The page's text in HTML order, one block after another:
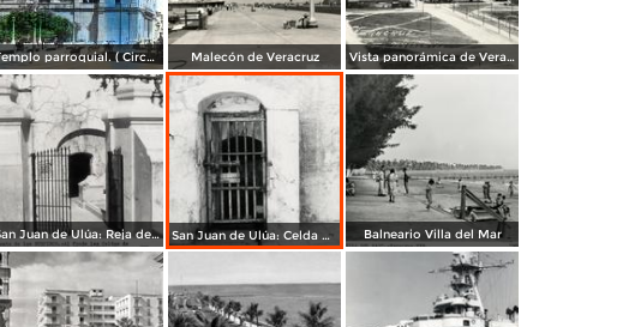
Templo parroquial. ( Circulada el 9 de Mayo de 1948 ). Malecón de Veracruz Vista panorámica de Veracruz
San Juan de Ulúa: Reja del puente de los suspiros, con las Celdas de los Tormentos al fondo San Juan de Ulúa: Celda donde estuvo preso Chucho El Roto Balneario Villa del Mar